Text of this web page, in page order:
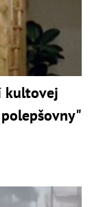
kultovej